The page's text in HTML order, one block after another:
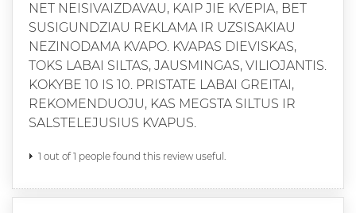
NET NEISIVAIZDAVAU, KAIP JIE KVEPIA, BET
SUSIGUNDZIAU REKLAMA IR UZSISAKIAU
NEZINODAMA KVAPO. KVAPAS DIEVISKAS,
TOKS LABAI SILTAS, JAUSMINGAS, VILIOJANTIS.
KOKYBE 10 IS 10. PRISTATE LABAI GREITAI,
REKOMENDUOJU, KAS MEGSTA SILTUS IR
SALSTELEJUSIUS KVAPUS.
1 out of 1 people found this review useful.